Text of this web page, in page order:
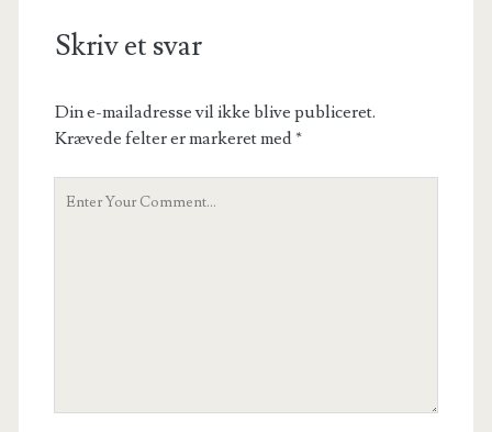
Skriv et svar
Din e-mailadresse vil ikke blive publiceret.
Krævede felter er markeret med*
Your